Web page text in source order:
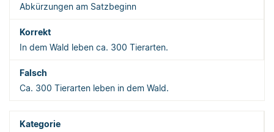
Abkürzungen am Satzbeginn
In dem Wald leben ca. 300 Tierarten.
Ca. 300 Tierarten leben in dem Wald.